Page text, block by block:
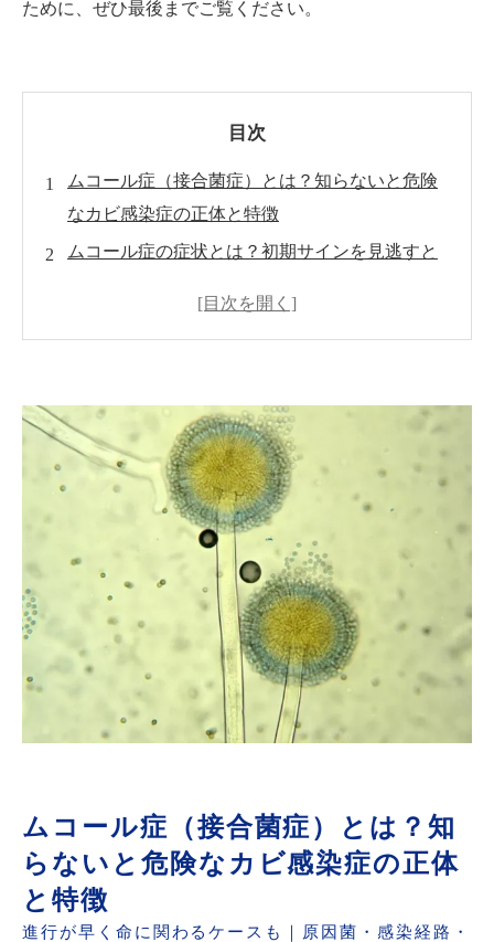
ために、ぜひ最後までご覧ください。
目次
ムコール症（接合菌症）とは？知らないと危険
なカビ感染症の正体と特徴
ムコール症の症状とは？初期サインを見逃すと
リスクが健康に与える影響
見えないカビが一番怖い理由とは？壁の中・床
下に潜む本当のリスク
なぜカビは何度も再発するのか？根本原因を解
決しないリスクとは
カビは見えないからこそ検査が必要｜真菌検査
でわかる室内環境の危険性
カビの原因はこうして特定する｜再発を防ぐた
めの専門調査の重要性
その症状や違和感はカビが原因かも？見逃して
ムコール症を防ぐための基本対策｜カビを増や
さない生活習慣とは
カビはどこまで自分で対応できる？専門家に相
談すべき判断基準とは
ムコール症（接合菌症）とは？知
らないと危険なカビ感染症の正体
と特徴
進行が早く命に関わるケースも｜原因菌・感染経路・